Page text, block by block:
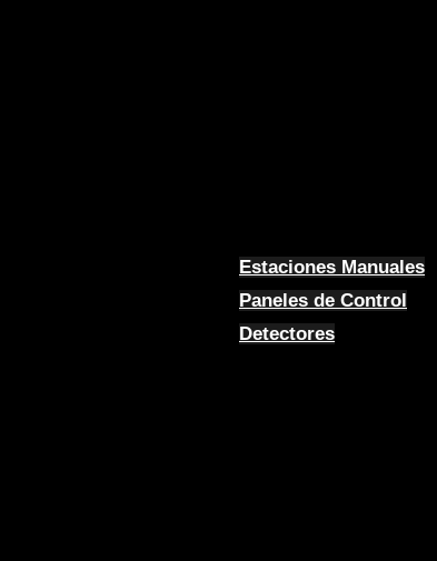
Estaciones Manuales
Paneles de Control
Detectores